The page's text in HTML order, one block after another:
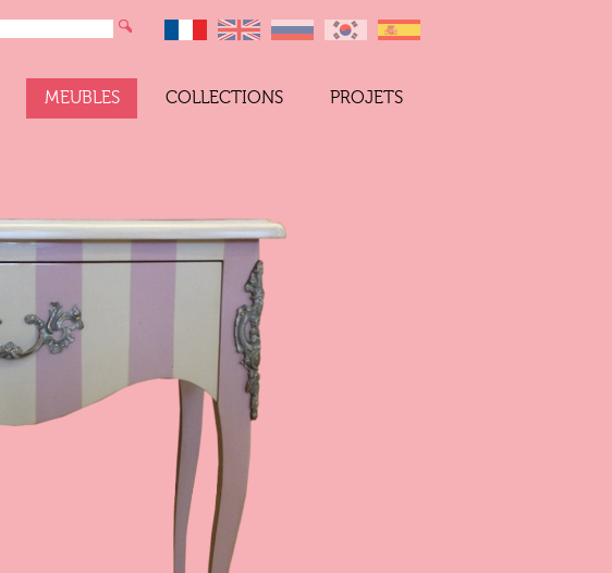
MEUBLES COLLECTIONS PROJETS